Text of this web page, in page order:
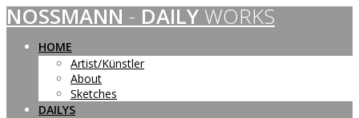
Skip
to
content
NOSSMANN - DAILY WORKS
HOME
Artist/Künstler
About
Sketches
DAILYS